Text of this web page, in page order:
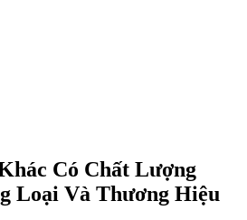
Có Chất Lượng
Loại Và Thương Hiệu